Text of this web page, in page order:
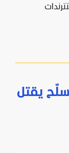
ترندات
يقتل